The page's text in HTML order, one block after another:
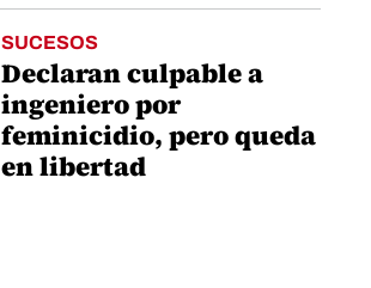
SUCESOS
Declaran culpable a
ingeniero por
feminicidio, pero queda
en libertad